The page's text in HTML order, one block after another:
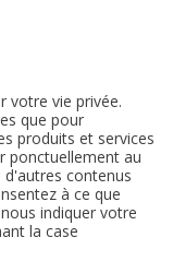
votre vie privée.
que pour
produits et services
ponctuellement au
contenus
à ce que
indiquer votre
la case